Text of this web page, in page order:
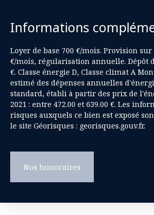
Informations
Loyer de base 700 €/mois. Provision sur
€/mois, régularisation annuelle. Dépôt
€. Classe énergie D, Classe climat A
estimé des dépenses annuelles
standard, établi à partir des prix de
2021 : entre 472.00 et 639.00 €. Les
risques auxquels ce bien est exposé
le site Géorisques : georisques.gouv.fr.
Nos honoraires